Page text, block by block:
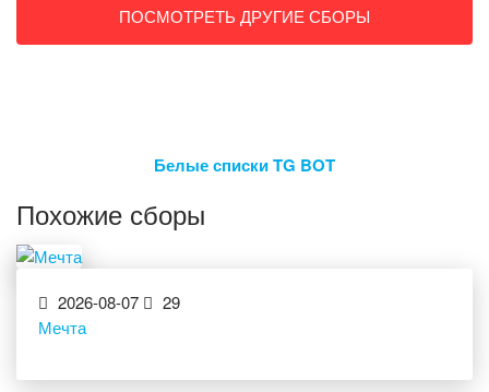
ПОСМОТРЕТЬ ДРУГИЕ СБОРЫ
Белые списки TG BOT
Похожие сборы
2026-08-07
29
Мечта